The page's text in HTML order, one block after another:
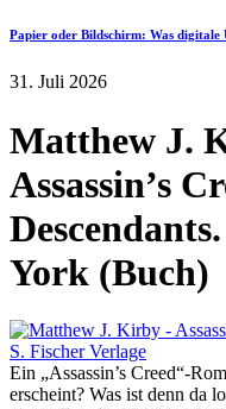
Papier oder Bildschirm: Was digitale
31. Juli 2026
Matthew J.
Assassin’s
York (Buch)
Ein „Assassin’s Creed“-
erscheint? Was ist denn da